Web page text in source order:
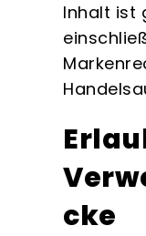
Inhalt ist
cke